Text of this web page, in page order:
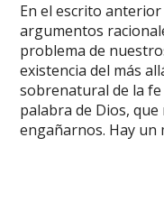
En el escrito
argumentos
problema de
existencia del más
sobrenatural de la
palabra de Dios,
engañarnos. Hay un